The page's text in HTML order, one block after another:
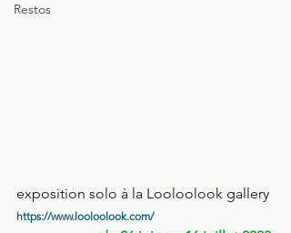
Restos
exposition solo à la Looloolook gallery
https://www.looloolook.com/